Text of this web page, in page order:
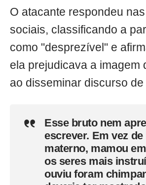
O atacante respondeu
sociais, classificando a
como "desprezível" e
ela prejudicava a imagem
ao disseminar discurso de
Esse bruto nem
escrever. Em vez de
materno, mamou
os seres mais
ouviu foram